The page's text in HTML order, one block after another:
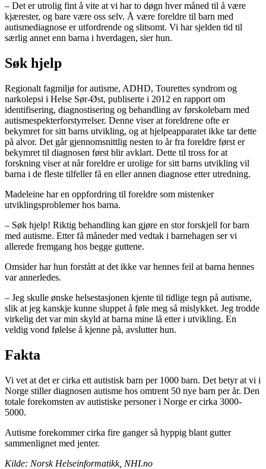
– Det er utrolig fint å vite at vi har to døgn hver måned til å være
kjærester, og bare være oss selv. Å være foreldre til barn med
autismediagnose er utfordrende og slitsomt. Vi har sjelden tid til
særlig annet enn barna i hverdagen, sier hun.
Søk hjelp
Regionalt fagmiljø for autisme, ADHD, Tourettes syndrom og
narkolepsi i Helse Sør-Øst, publiserte i 2012 en rapport om
identifisering, diagnostisering og behandling av førskolebarn med
autismespekterforstyrrelser. Denne viser at foreldrene ofte er
bekymret for sitt barns utvikling, og at hjelpeapparatet ikke tar dette
på alvor. Det går gjennomsnittlig nesten to år fra foreldre først er
bekymret til diagnosen først blir avklart. Dette til tross for at
forskning viser at når foreldre er urolige for sitt barns utvikling vil
barna i de fleste tilfeller få en eller annen diagnose etter utredning.
Madeleine har en oppfordring til foreldre som mistenker
utviklingsproblemer hos barna.
– Søk hjelp! Riktig behandling kan gjøre en stor forskjell for barn
med autisme. Etter få måneder med vedtak i barnehagen ser vi
allerede fremgang hos begge guttene.
Omsider har hun forstått at det ikke var hennes feil at barna hennes
var annerledes.
– Jeg skulle ønske helsestasjonen kjente til tidlige tegn på autisme,
slik at jeg kanskje kunne sluppet å føle meg så mislykket. Jeg trodde
virkelig det var min skyld at barna mine lå etter i utvikling. En
veldig vond følelse å kjenne på, avslutter hun.
Fakta
Vi vet at det er cirka ett autistisk barn per 1000 barn. Det betyr at vi i
Norge stiller diagnosen autisme hos omtrent 50 nye barn per år. Den
totale forekomsten av autistiske personer i Norge er cirka 3000-
5000.
Autisme forekommer cirka fire ganger så hyppig blant gutter
sammenlignet med jenter.
Kilde: Norsk Helseinformatikk, NHI.no